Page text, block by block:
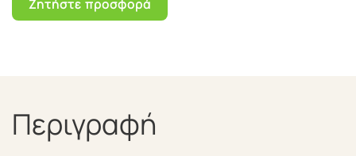
Ζητήστε προσφορά
Περιγραφή